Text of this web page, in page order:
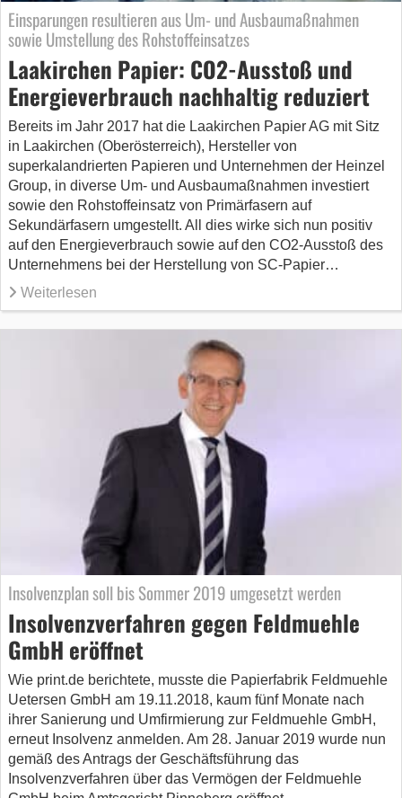
Einsparungen resultieren aus Um- und Ausbaumaßnahmen
sowie Umstellung des Rohstoffeinsatzes
Laakirchen Papier: CO2-Ausstoß und
Energieverbrauch nachhaltig reduziert
Bereits im Jahr 2017 hat die Laakirchen Papier AG mit Sitz
in Laakirchen (Oberösterreich), Hersteller von
superkalandrierten Papieren und Unternehmen der Heinzel
Group, in diverse Um- und Ausbaumaßnahmen investiert
sowie den Rohstoffeinsatz von Primärfasern auf
Sekundärfasern umgestellt. All dies wirke sich nun positiv
auf den Energieverbrauch sowie auf den CO2-Ausstoß des
Unternehmens bei der Herstellung von SC-Papier…
Weiterlesen
Insolvenzplan soll bis Sommer 2019 umgesetzt werden
Insolvenzverfahren gegen Feldmuehle
GmbH eröffnet
Wie print.de berichtete, musste die Papierfabrik Feldmuehle
Uetersen GmbH am 19.11.2018, kaum fünf Monate nach
ihrer Sanierung und Umfirmierung zur Feldmuehle GmbH,
erneut Insolvenz anmelden. Am 28. Januar 2019 wurde nun
gemäß des Antrags der Geschäftsführung das
Insolvenzverfahren über das Vermögen der Feldmuehle